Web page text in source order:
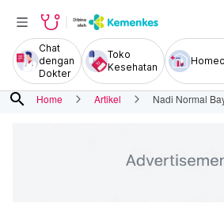
Chat
dengan
Dokter
Toko
Kesehatan
search Home Artikel Nadi Normal